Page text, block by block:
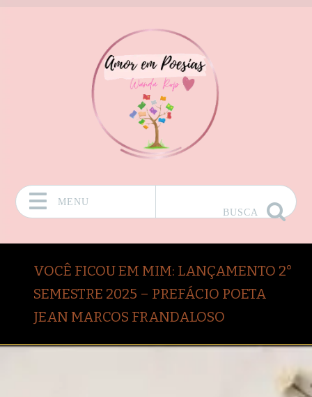
MENU
BUSCA
VOCÊ FICOU EM MIM: LANÇAMENTO 2°
SEMESTRE 2025 – PREFÁCIO POETA
JEAN MARCOS FRANDALOSO